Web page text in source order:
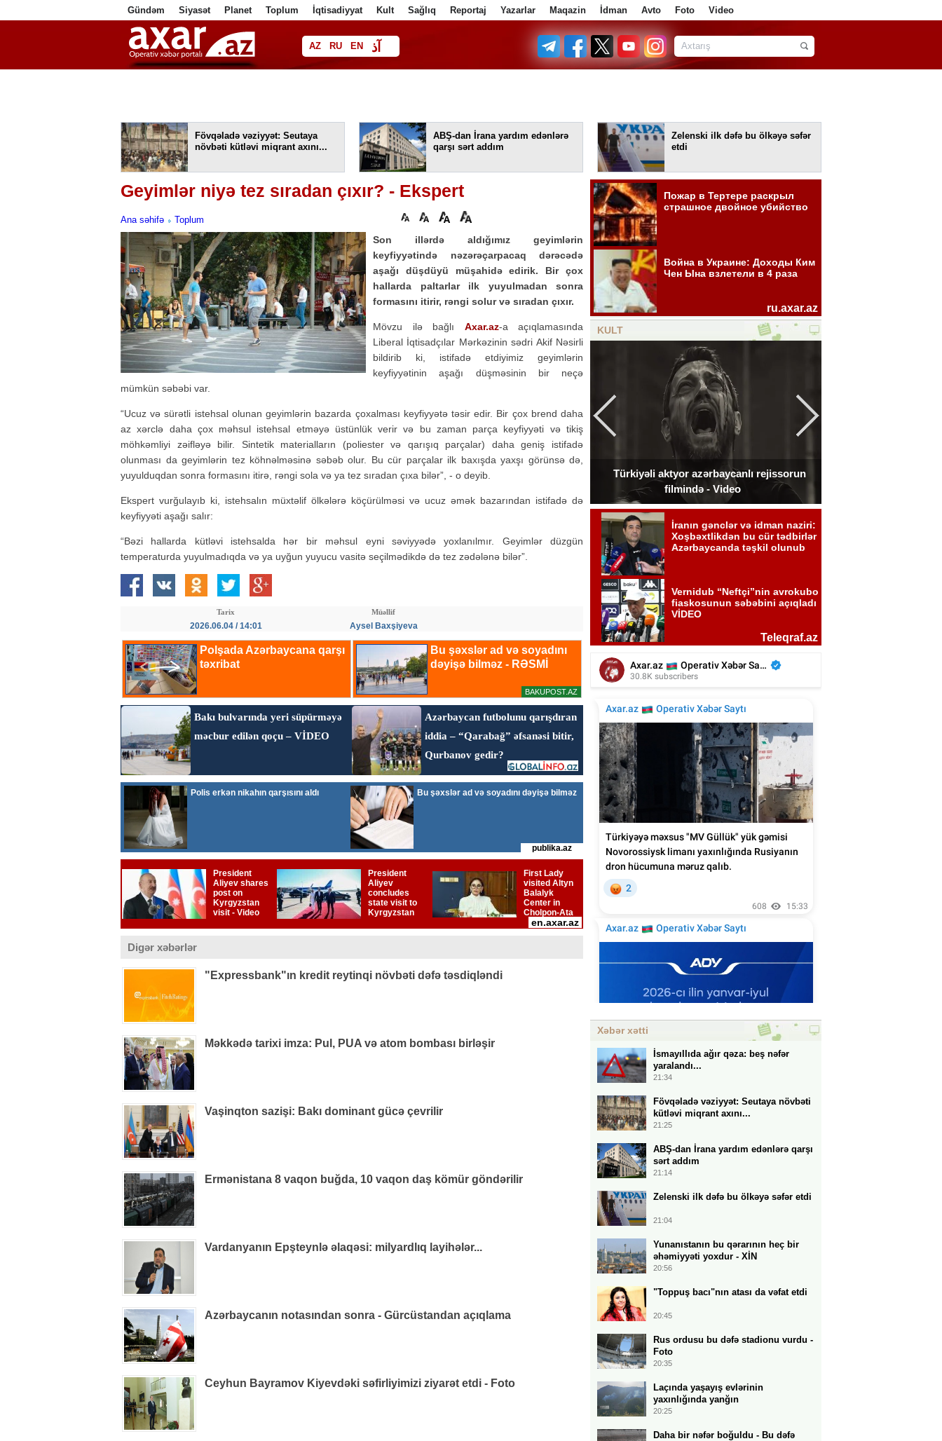
Gündəm Siyasət Planet Toplum İqtisadiyyat Kult Sağlıq Reportaj Yazarlar Maqazin İdman Avto Foto Video
AZ RU EN آذ
فا
Fövqəladə vəziyyət: Seutaya
növbəti kütləvi miqrant axını...
ABŞ-dan İrana yardım edənlərə
qarşı sərt addım
Zelenski ilk dəfə bu ölkəyə səfər
etdi
Geyimlər niyə tez sıradan çıxır? - Ekspert
Ana səhifə Toplum
Son illərdə aldığımız geyimlərin
keyfiyyətində nəzərəçarpacaq dərəcədə
aşağı düşdüyü müşahidə edirik. Bir çox
hallarda paltarlar ilk yuyulmadan sonra
formasını itirir, rəngi solur və sıradan çıxır.
Mövzu ilə bağlı Axar.az-a açıqlamasında
Liberal İqtisadçılar Mərkəzinin sədri Akif Nəsirli
bildirib ki, istifadə etdiyimiz geyimlərin
keyfiyyətinin aşağı düşməsinin bir neçə
mümkün səbəbi var.
“Ucuz və sürətli istehsal olunan geyimlərin bazarda çoxalması keyfiyyətə təsir edir. Bir çox brend daha
az xərclə daha çox məhsul istehsal etməyə üstünlük verir və bu zaman parça keyfiyyəti və tikiş
möhkəmliyi zəifləyə bilir. Sintetik materialların (poliester və qarışıq parçalar) daha geniş istifadə
olunması da geyimlərin tez köhnəlməsinə səbəb olur. Bu cür parçalar ilk baxışda yaxşı görünsə də,
yuyulduqdan sonra formasını itirə, rəngi sola və ya tez sıradan çıxa bilər”, - o deyib.
Ekspert vurğulayıb ki, istehsalın müxtəlif ölkələrə köçürülməsi və ucuz əmək bazarından istifadə də
keyfiyyəti aşağı salır:
“Bəzi hallarda kütləvi istehsalda hər bir məhsul eyni səviyyədə yoxlanılmır. Geyimlər düzgün
temperaturda yuyulmadıqda və ya uyğun yuyucu vasitə seçilmədikdə də tez zədələnə bilər”.
Tarix
2026.06.04 / 14:01
Müəllif
Aysel Baxşiyeva
Digər xəbərlər
"Expressbank"ın kredit reytinqi növbəti dəfə təsdiqləndi
Məkkədə tarixi imza: Pul, PUA və atom bombası birləşir
Vaşinqton sazişi: Bakı dominant gücə çevrilir
Ermənistana 8 vaqon buğda, 10 vaqon daş kömür göndərilir
Vardanyanın Epşteynlə əlaqəsi: milyardlıq layihələr...
Azərbaycanın notasından sonra - Gürcüstandan açıqlama
Ceyhun Bayramov Kiyevdəki səfirliyimizi ziyarət etdi - Foto
KULT
Tanınmış aşığın nəvəsi faciəvi şəkildə öldü
Türkiyəli aktyor azərbaycanlı rejissorun
filmində - Video
Tanınmış aşığın nəvəsi faciəvi şəkildə öldü
Türkiyəli aktyor azərbaycanlı rejissorun
Xəbər xətti
İsmayıllıda ağır qəza: beş nəfər
yaralandı...
21:34
Fövqəladə vəziyyət: Seutaya növbəti
kütləvi miqrant axını...
21:25
ABŞ-dan İrana yardım edənlərə qarşı
sərt addım
21:14
Zelenski ilk dəfə bu ölkəyə səfər etdi
21:04
Yunanıstanın bu qərarının heç bir
əhəmiyyəti yoxdur - XİN
20:56
"Toppuş bacı"nın atası da vəfat etdi
20:45
Rus ordusu bu dəfə stadionu vurdu -
Foto
20:35
Laçında yaşayış evlərinin
yaxınlığında yanğın
20:25
Daha bir nəfər boğuldu - Bu dəfə